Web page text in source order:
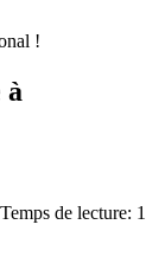
!
à
de lecture: 1